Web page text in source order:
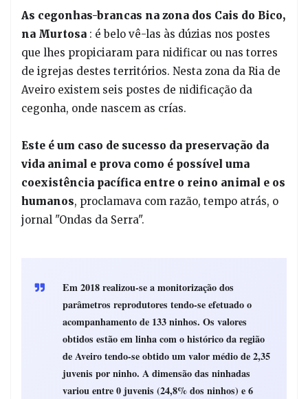
As cegonhas-brancas na zona dos Cais do Bico,
na Murtosa : é belo vê-las às dúzias nos postes
que lhes propiciaram para nidificar ou nas torres
de igrejas destes territórios. Nesta zona da Ria de
Aveiro existem seis postes de nidificação da
cegonha, onde nascem as crías.
Este é um caso de sucesso da preservação da
vida animal e prova como é possível uma
coexistência pacífica entre o reino animal e os
humanos, proclamava com razão, tempo atrás, o
jornal "Ondas da Serra".
Em 2018 realizou-se a monitorização dos
parâmetros reprodutores tendo-se efetuado o
acompanhamento de 133 ninhos. Os valores
obtidos estão em linha com o histórico da região
de Aveiro tendo-se obtido um valor médio de 2,35
juvenis por ninho. A dimensão das ninhadas
variou entre 0 juvenis (24,8% dos ninhos) e 6